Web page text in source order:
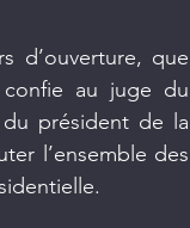
d’ouverture, que
au juge du
président de la
l’ensemble des